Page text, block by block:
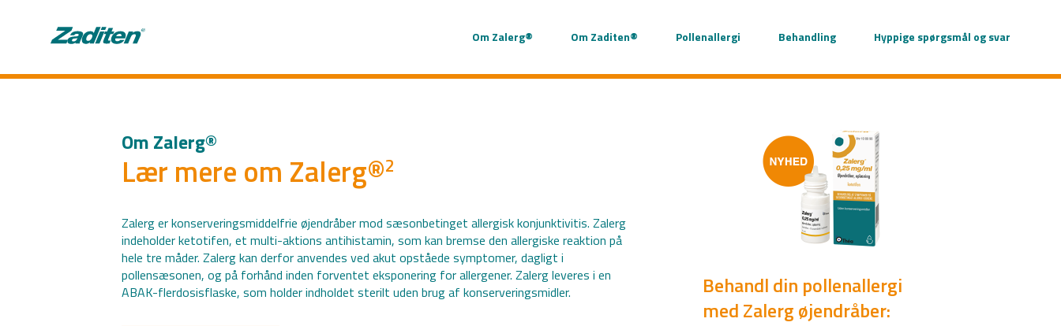
Om Zalerg® Om Zaditen® Pollenallergi Behandling Hyppige spørgsmål og svar
Om Zalerg®
Lær mere om Zalerg®2
Zalerg er konserveringsmiddelfrie øjendråber mod sæsonbetinget allergisk konjunktivitis. Zalerg
indeholder ketotifen, et multi-aktions antihistamin, som kan bremse den allergiske reaktion på
hele tre måder. Zalerg kan derfor anvendes ved akut opståede symptomer, dagligt i
pollensæsonen, og på forhånd inden forventet eksponering for allergener. Zalerg leveres i en
ABAK-flerdosisflaske, som holder indholdet sterilt uden brug af konserveringsmidler.
Behandl din pollenallergi
med Zalerg øjendråber: